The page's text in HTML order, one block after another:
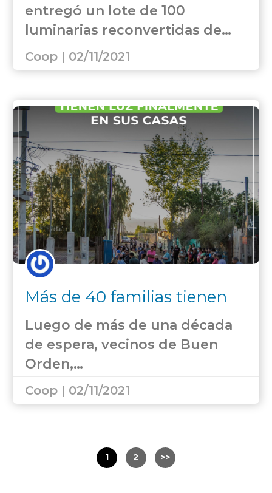
entregó un lote de 100
luminarias reconvertidas de…
Coop | 02/11/2021
Más de 40 familias tienen
Luego de más de una década
de espera, vecinos de Buen
Orden,…
Coop | 02/11/2021
1 2